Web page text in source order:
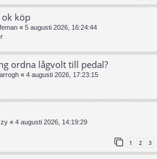
ok köp
« 5 augusti 2026, 16:24:44
ordna lågvolt till pedal?
« 4 augusti 2026, 17:23:15
« 4 augusti 2026, 14:19:29
1 2 3